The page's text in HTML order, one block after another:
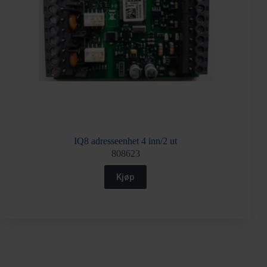
IQ8 adresseenhet 4 inn/2 ut
808623
Kjøp